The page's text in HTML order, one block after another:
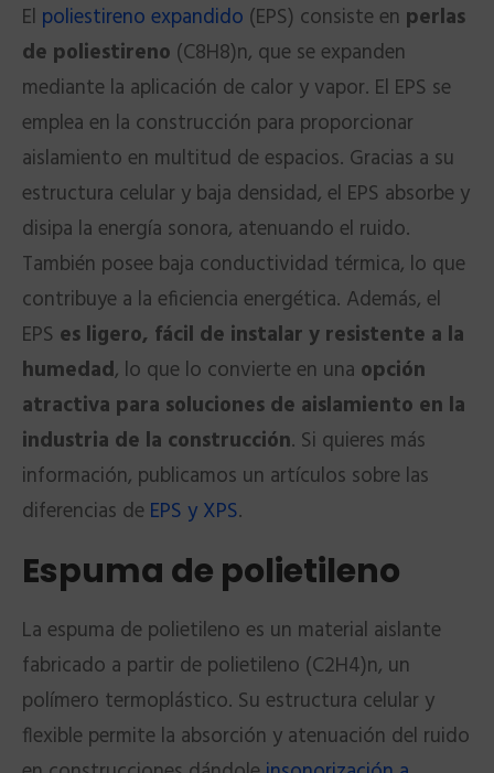
El poliestireno expandido (EPS) consiste en perlas
de poliestireno (C8H8)n, que se expanden
mediante la aplicación de calor y vapor. El EPS se
emplea en la construcción para proporcionar
aislamiento en multitud de espacios. Gracias a su
estructura celular y baja densidad, el EPS absorbe y
disipa la energía sonora, atenuando el ruido.
También posee baja conductividad térmica, lo que
contribuye a la eficiencia energética. Además, el
EPS es ligero, fácil de instalar y resistente a la
humedad, lo que lo convierte en una opción
atractiva para soluciones de aislamiento en la
industria de la construcción. Si quieres más
información, publicamos un artículos sobre las
diferencias de EPS y XPS.
Espuma de polietileno
La espuma de polietileno es un material aislante
fabricado a partir de polietileno (C2H4)n, un
polímero termoplástico. Su estructura celular y
flexible permite la absorción y atenuación del ruido